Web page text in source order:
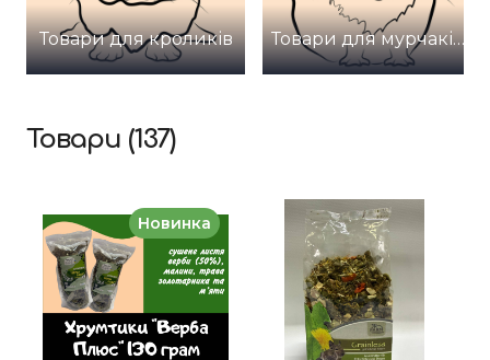
Товари для кроликів Товари для мурчаків (морських свинок)
Товари (137)
Новинка